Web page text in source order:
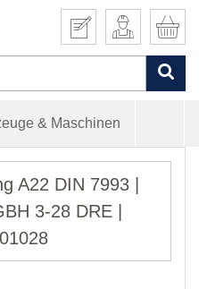
& Maschinen
A22 DIN 7993 |
3-28 DRE |